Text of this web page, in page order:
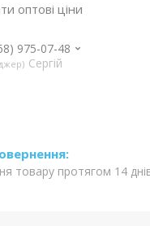
оптові ціни
975-07-48
Сергій
товару протягом 14